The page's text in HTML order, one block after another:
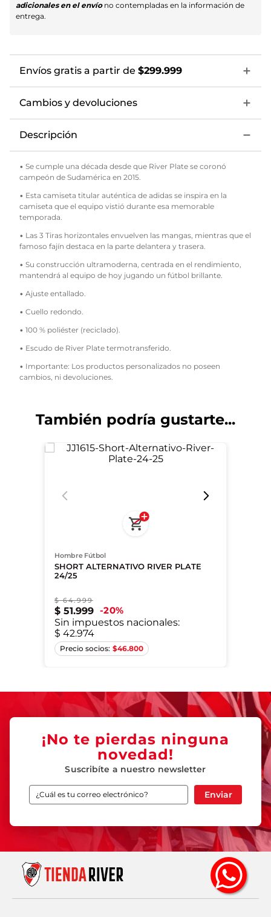
9 Driussi
13 Rivero
16 Bustos(cargando...)
18 M. Viña
19 Páez
20 Pezzella
21 Acuña
22 K. Castaño
24 J. Meza
26 Galván
28 M. Quarta
29 Montiel
34 Galoppo
38 Subiabre
39 Lencina
adicionales en el envíono contempladas en la información de
entrega.
Envíos gratis a partir de $299.999
Cambios y devoluciones
Descripción
• Se cumple una década desde que River Plate se coronó
campeón de Sudamérica en 2015.
• Esta camiseta titular auténtica de adidas se inspira en la
camiseta que el equipo vistió durante esa memorable
temporada.
• Las 3 Tiras horizontales envuelven las mangas, mientras que el
famoso fajín destaca en la parte delantera y trasera.
• Su construcción ultramoderna, centrada en el rendimiento,
mantendrá al equipo de hoy jugando un fútbol brillante.
• Ajuste entallado.
• Cuello redondo.
• 100 % poliéster (reciclado).
• Escudo de River Plate termotransferido.
• Importante: Los productos personalizados no poseen
cambios, ni devoluciones.
También podría gustarte...
Hombre Fútbol
SHORT ALTERNATIVO RIVER PLATE
24/25
$ 64.999
$ 51.999 20%
Sin impuestos nacionales:
$ 42.974
$46.800
XS
¡No te pierdas ninguna
novedad!
Suscribíte a nuestro newsletter
Enviar